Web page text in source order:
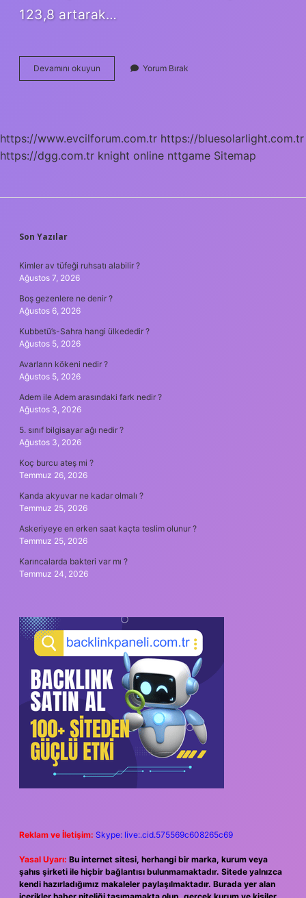
123,8 artarak…
Devamını okuyun
Eğitim
Ne
Kadar
Yorum Bırak
https://www.evcilforum.com.tr https://bluesolarlight.com.tr
https://dgg.com.tr knight online nttgame Sitemap
SIDEBAR
Son Yazılar
Kimler av tüfeği ruhsatı alabilir ?
Ağustos 7, 2026
Boş gezenlere ne denir ?
Ağustos 6, 2026
Kubbetü’s-Sahra hangi ülkededir ?
Ağustos 5, 2026
Avarların kökeni nedir ?
Ağustos 5, 2026
Adem ile Adem arasındaki fark nedir ?
Ağustos 3, 2026
5. sınıf bilgisayar ağı nedir ?
Ağustos 3, 2026
Koç burcu ateş mi ?
Temmuz 26, 2026
Kanda akyuvar ne kadar olmalı ?
Temmuz 25, 2026
Askeriyeye en erken saat kaçta teslim olunur ?
Temmuz 25, 2026
Karıncalarda bakteri var mı ?
Temmuz 24, 2026
Reklam ve İletişim: Skype: live:.cid.575569c608265c69
Yasal Uyarı: Bu internet sitesi, herhangi bir marka, kurum veya
şahıs şirketi ile hiçbir bağlantısı bulunmamaktadır. Sitede yalnızca
kendi hazırladığımız makaleler paylaşılmaktadır. Burada yer alan